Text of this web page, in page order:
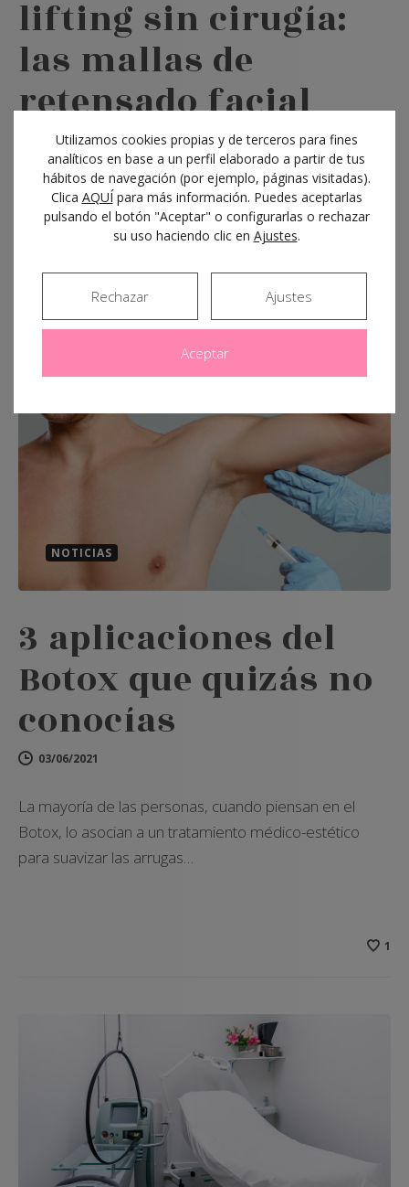
lifting sin cirugía:
las mallas de
retensado facial
22/07/2021
Sin duda, uno de los signos del paso del tiempo que
más nos preocupa a todos es la flacidez. Este…
NOTICIAS
3 aplicaciones del
Botox que quizás no
conocías
03/06/2021
La mayoría de las personas, cuando piensan en el
Botox, lo asocian a un tratamiento médico-estético
para suavizar las arrugas…
1
Utilizamos cookies propias y de terceros para fines
analíticos en base a un perfil elaborado a partir de tus
hábitos de navegación (por ejemplo, páginas visitadas).
Clica AQUÍpara más información. Puedes aceptarlas
pulsando el botón "Aceptar" o configurarlas o rechazar
su uso haciendo clic en Ajustes.
Aceptar
Rechazar Ajustes